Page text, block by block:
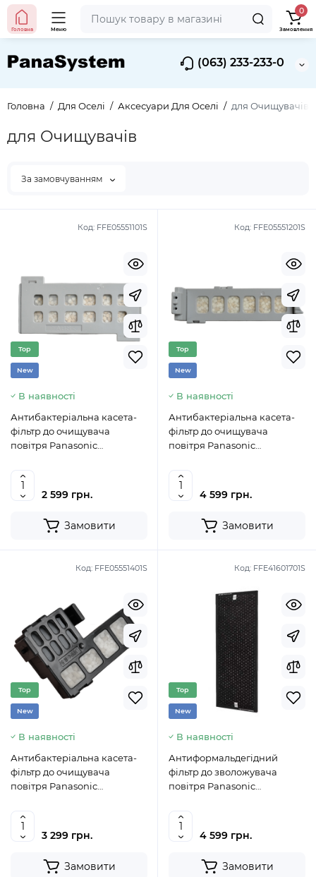
(063) 233-233-0
Головна Меню
0
Замовлення
Головна Для Оселі Аксесуари Для Оселі для Очищувачів
для Очищувачів
За замовчуванням
Код: FFE05551101S
Top
New
В наявності
Антибактеріальна касета-
фільтр до очищувача
повітря Panasonic
2 599 грн.
Замовити
Код: FFE05551201S
Top
New
В наявності
Антибактеріальна касета-
фільтр до очищувача
повітря Panasonic
4 599 грн.
Замовити
Код: FFE05551401S
Top
New
В наявності
Антибактеріальна касета-
фільтр до очищувача
повітря Panasonic
3 299 грн.
Замовити
Код: FFE41601701S
Top
New
В наявності
Антиформальдегідний
фільтр до зволожувача
повітря Panasonic
4 599 грн.
Замовити